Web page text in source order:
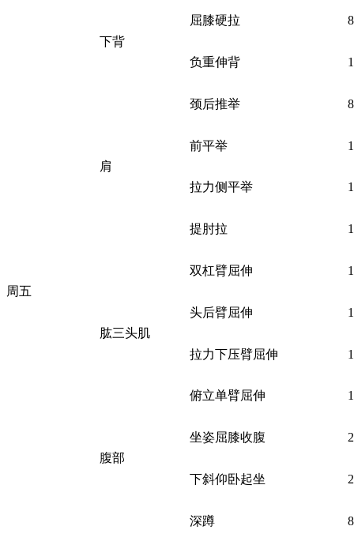
下背
屈膝硬拉
负重伸背
周五
肩
颈后推举
前平举
拉力侧平举
提肘拉
肱三头肌
双杠臂屈伸
头后臂屈伸
拉力下压臂屈伸
俯立单臂屈伸
腹部
坐姿屈膝收腹
下斜仰卧起坐
深蹲